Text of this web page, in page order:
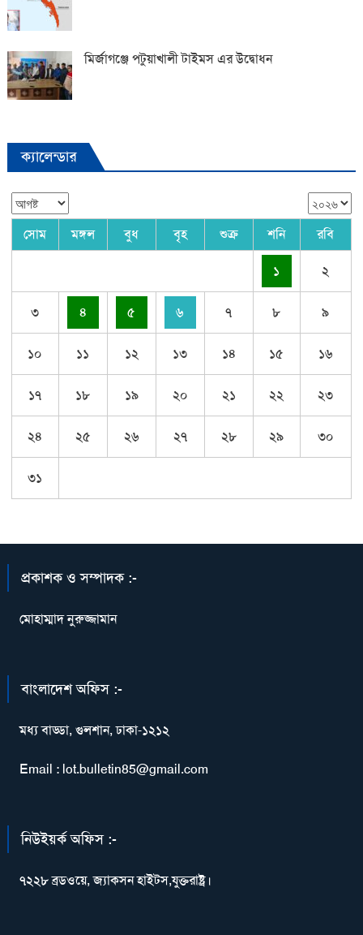
মির্জাগঞ্জে পটুয়াখালী টাইমস এর উদ্বোধন
ক্যালেন্ডার
সোম মঙ্গল বুধ বৃহ শুক্র শনি রবি
১ ২
৩ ৪ ৫ ৬ ৭ ৮ ৯
১০ ১১ ১২ ১৩ ১৪ ১৫ ১৬
১৭ ১৮ ১৯ ২০ ২১ ২২ ২৩
২৪ ২৫ ২৬ ২৭ ২৮ ২৯ ৩০
৩১
প্রকাশক ও সম্পাদক :-
মোহাম্মাদ নুরুজ্জামান
বাংলাদেশ অফিস :-
মধ্য বাড্ডা, গুলশান, ঢাকা-১২১২
Email : lot.bulletin85@gmail.com
নিউইয়র্ক অফিস :-
৭২২৮ ব্রডওয়ে, জ্যাকসন হাইটস,যুক্তরাষ্ট্র।